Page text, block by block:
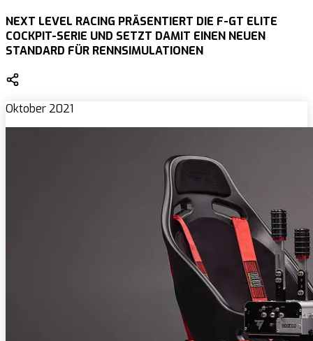
NEXT LEVEL RACING PRÄSENTIERT DIE F-GT ELITE
COCKPIT-SERIE UND SETZT DAMIT EINEN NEUEN
STANDARD FÜR RENNSIMULATIONEN
Oktober 2021